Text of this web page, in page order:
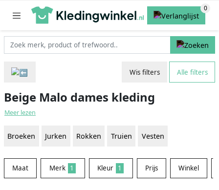
Wis filters Alle filters
Beige Malo dames kleding
Meer lezen
Broeken Jurken Rokken Truien Vesten
Maat Merk 1 Kleur 1 Prijs Winkel